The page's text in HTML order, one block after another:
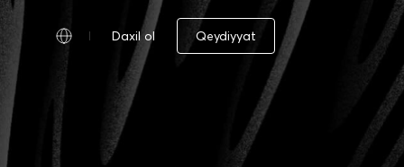
Daxil ol Qeydiyyat